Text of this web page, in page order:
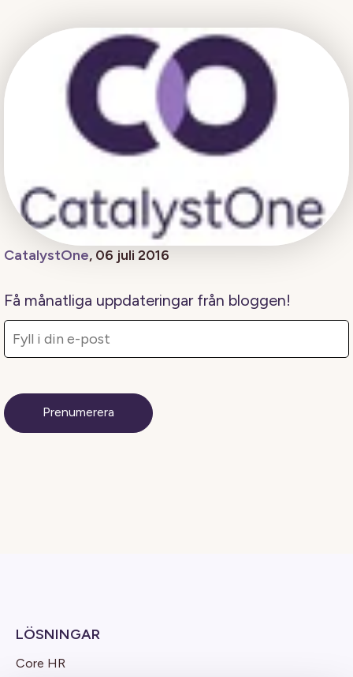
CatalystOne, 06 juli 2016
Få månatliga uppdateringar från bloggen!
LÖSNINGAR
Core HR